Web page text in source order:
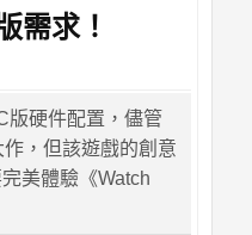
需求！
版硬件配置，儘管
，但該遊戲的創意
美體驗《Watch